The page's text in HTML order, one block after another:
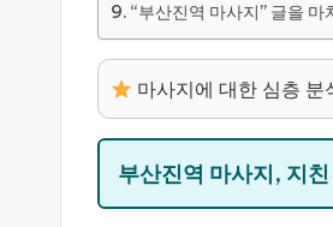
“부산진역 마사지” 글을
마사지에 대한 심층 분
부산진역 마사지, 지